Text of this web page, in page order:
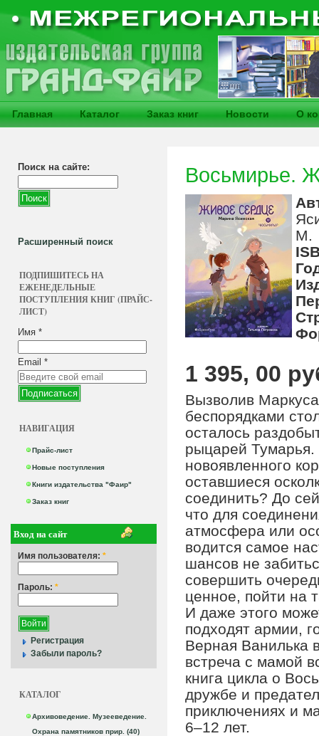
Главная Каталог Заказ книг Новости О
Поиск на сайте:
Расширенный поиск
ПОДПИШИТЕСЬ НА
ЕЖЕНЕДЕЛЬНЫЕ
ПОСТУПЛЕНИЯ КНИГ (ПРАЙС-
ЛИСТ)
Имя *
Email *
НАВИГАЦИЯ
Прайс-лист
Новые поступления
Книги издательства "Фаир"
Заказ книг
Вход на сайт
Имя пользователя: *
Пароль: *
Регистрация
Забыли пароль?
КАТАЛОГ
Архивоведение. Музееведение.
Охрана памятников прир. (40)
Восьмирье.
М.
1 395, 00
Вызволив
беспорядками
осталось
рыцарей
новоявленного
оставшиеся
соединить? До
что для
атмосфера или
водится самое
шансов не
совершить
ценное, пойти на
И даже этого
подходят армии,
Верная Ванилька
встреча с мамой
книга цикла о
дружбе и
приключениях и
6–12 лет.